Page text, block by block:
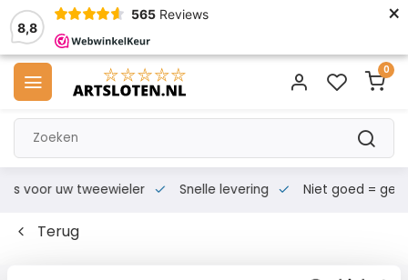
8,8
565 Reviews ×
0
voor uw tweewieler Snelle levering Niet goed = geld
Terug